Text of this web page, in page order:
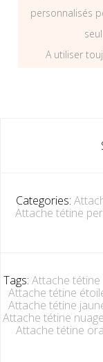
personnalisés
A utiliser
Categories:
Attache tétine
Tags: Attache
Attache tétine
Attache tétine
Attache tétine
Attache tétine